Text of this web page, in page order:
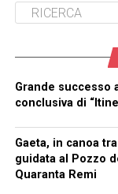
Grande successo
conclusiva di
Gaeta, in canoa
guidata al Pozzo
Quaranta Remi